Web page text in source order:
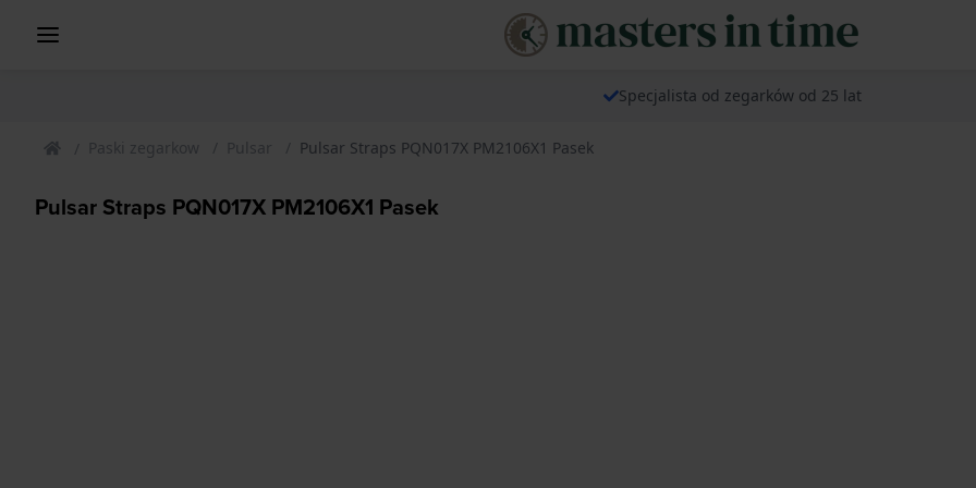
Specjalista od zegarków od 25 lat
Paski zegarkow Pulsar Pulsar Straps PQN017X PM2106X1 Pasek
Pulsar Straps PQN017X PM2106X1 Pasek